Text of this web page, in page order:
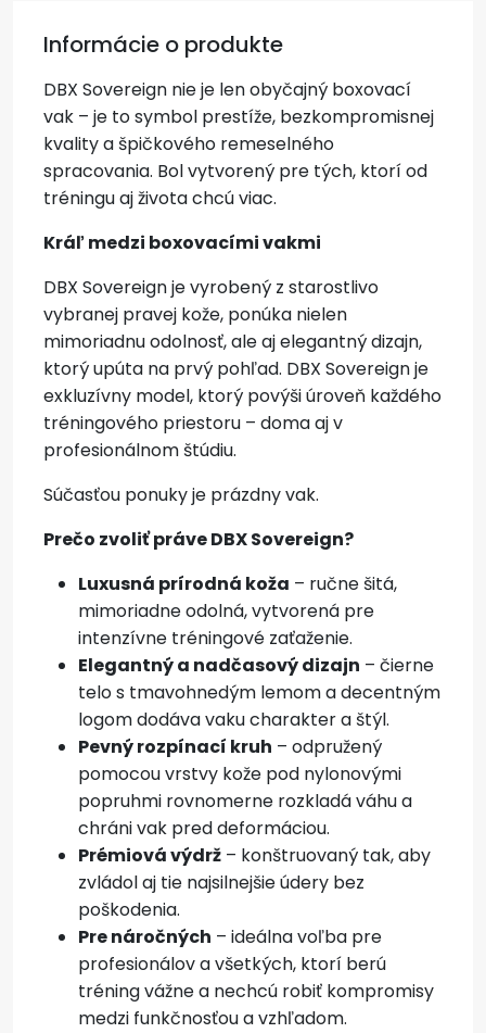
Informácie o produkte
DBX Sovereign nie je len obyčajný boxovací
vak – je to symbol prestíže, bezkompromisnej
kvality a špičkového remeselného
spracovania. Bol vytvorený pre tých, ktorí od
tréningu aj života chcú viac.
Kráľ medzi boxovacími vakmi
DBX Sovereign je vyrobený z starostlivo
vybranej pravej kože, ponúka nielen
mimoriadnu odolnosť, ale aj elegantný dizajn,
ktorý upúta na prvý pohľad. DBX Sovereign je
exkluzívny model, ktorý povýši úroveň každého
tréningového priestoru – doma aj v
profesionálnom štúdiu.
Súčasťou ponuky je prázdny vak.
Prečo zvoliť práve DBX Sovereign?
Luxusná prírodná koža – ručne šitá,
mimoriadne odolná, vytvorená pre
intenzívne tréningové zaťaženie.
Elegantný a nadčasový dizajn – čierne
telo s tmavohnedým lemom a decentným
logom dodáva vaku charakter a štýl.
Pevný rozpínací kruh – odpružený
pomocou vrstvy kože pod nylonovými
popruhmi rovnomerne rozkladá váhu a
chráni vak pred deformáciou.
Prémiová výdrž – konštruovaný tak, aby
zvládol aj tie najsilnejšie údery bez
poškodenia.
Pre náročných – ideálna voľba pre
profesionálov a všetkých, ktorí berú
tréning vážne a nechcú robiť kompromisy
medzi funkčnosťou a vzhľadom.